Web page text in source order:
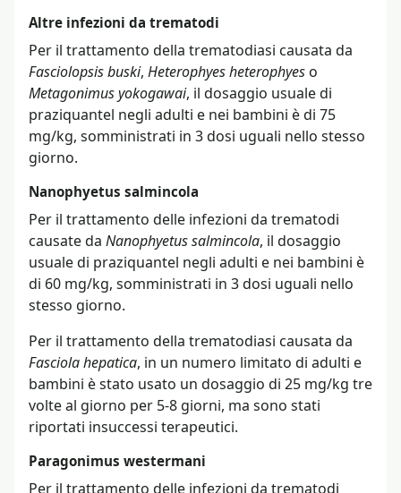
Altre infezioni da trematodi
Per il trattamento della trematodiasi causata da
Fasciolopsis buski, Heterophyes heterophyes o
Metagonimus yokogawai, il dosaggio usuale di
praziquantel negli adulti e nei bambini è di 75
mg/kg, somministrati in 3 dosi uguali nello stesso
giorno.
Nanophyetus salmincola
Per il trattamento delle infezioni da trematodi
causate da Nanophyetus salmincola, il dosaggio
usuale di praziquantel negli adulti e nei bambini è
di 60 mg/kg, somministrati in 3 dosi uguali nello
stesso giorno.
Per il trattamento della trematodiasi causata da
Fasciola hepatica, in un numero limitato di adulti e
bambini è stato usato un dosaggio di 25 mg/kg tre
volte al giorno per 5-8 giorni, ma sono stati
riportati insuccessi terapeutici.
Paragonimus westermani
Per il trattamento delle infezioni da trematodi